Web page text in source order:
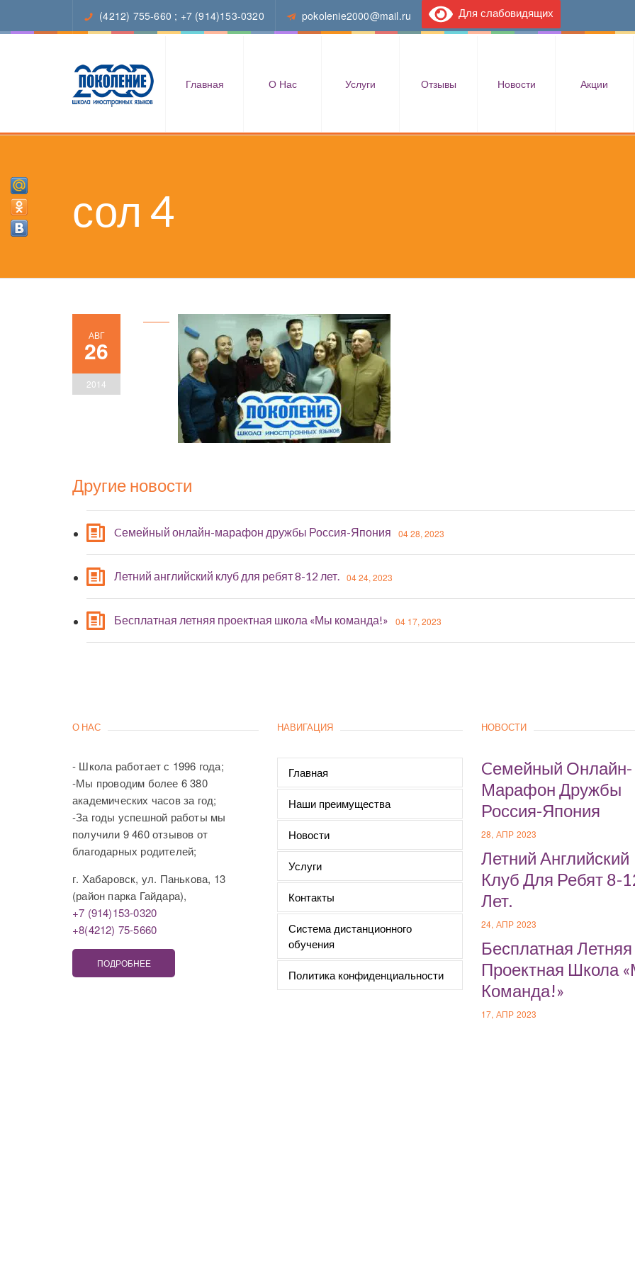
(4212) 755-660 ; +7 (914)153-0320 pokolenie2000@mail.ru Для слабовидящих
Главная О Нас Услуги Отзывы Новости Акции
сол 4
АВГ
26
2014
Другие новости
Cемейный онлайн-марафон дружбы Россия-Япония 04 28, 2023
Летний английский клуб для ребят 8-12 лет. 04 24, 2023
Бесплатная летняя проектная школа «Мы команда!» 04 17, 2023
О НАС
- Школа работает с 1996 года;
-Мы проводим более 6 380
академических часов за год;
-За годы успешной работы мы
получили 9 460 отзывов от
благодарных родителей;
г. Хабаровск, ул. Панькова, 13
(район парка Гайдара),
+7 (914)153-0320
+8(4212) 75-5660
ПОДРОБНЕЕ
НАВИГАЦИЯ
Главная
Наши преимущества
Новости
Услуги
Контакты
Система дистанционного
обучения
Политика конфиденциальности
НОВОСТИ
Cемейный Онлайн-
Марафон Дружбы
Россия-Япония
28, АПР 2023
Летний Английский
Клуб Для Ребят 8-
Лет.
24, АПР 2023
Бесплатная Летняя
Проектная Школа
Команда!»
17, АПР 2023